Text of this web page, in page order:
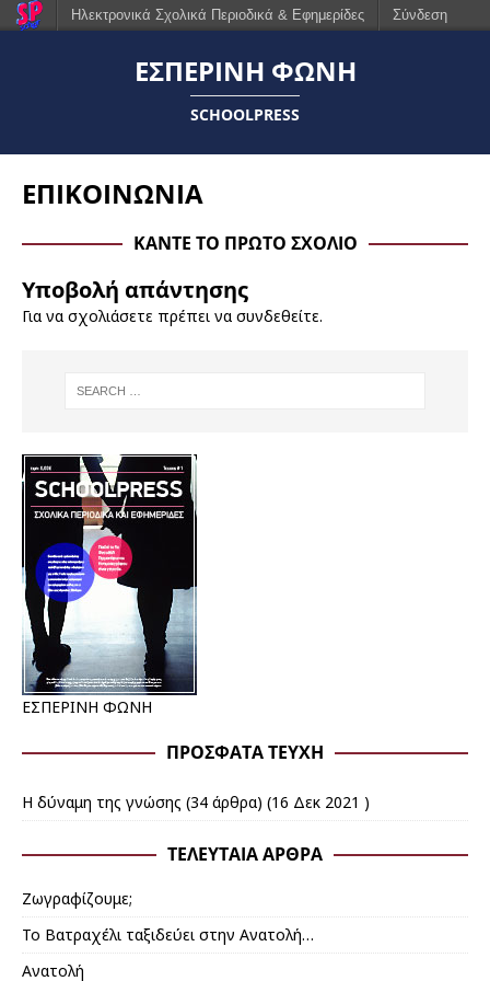
ΕΣΠΕΡΙΝΗ ΦΩΝΗ
SCHOOLPRESS
ΕΠΙΚΟΙΝΩΝΙΑ
ΚΆΝΤΕ ΤΟ ΠΡΏΤΟ ΣΧΌΛΙΟ
Υποβολή απάντησης
Για να σχολιάσετε πρέπει να συνδεθείτε.
ΕΣΠΕΡΙΝΗ ΦΩΝΗ
ΠΡΌΣΦΑΤΑ ΤΕΎΧΗ
Η δύναμη της γνώσης (34 άρθρα) (16 Δεκ 2021 )
ΤΕΛΕΥΤΑΊΑ ΆΡΘΡΑ
Ζωγραφίζουμε;
Το Βατραχέλι ταξιδεύει στην Ανατολή…
Ανατολή
Ηλεκτρονικά Σχολικά Περιοδικά & Εφημερίδες Σύνδεση